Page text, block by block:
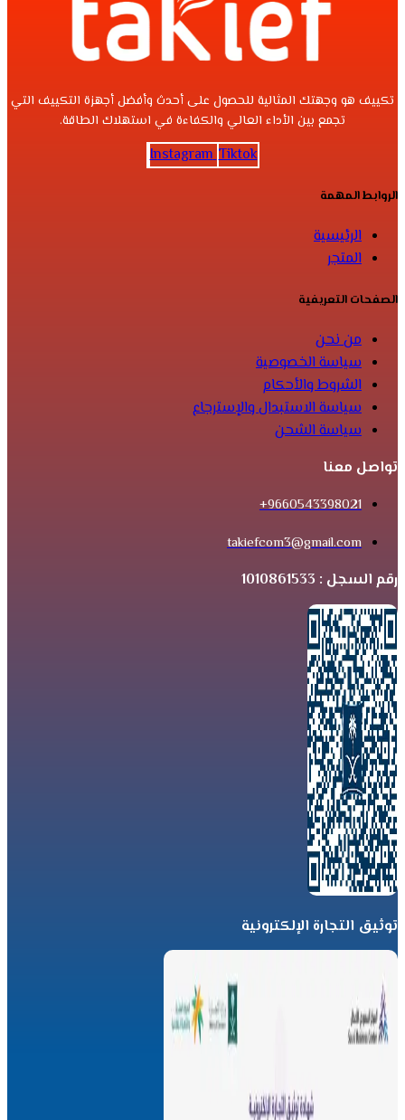
تكييف هو وجهتك المثالية للحصول على أحدث وأفضل أجهزة التكييف التي
تجمع بين الأداء العالي والكفاءة في استهلاك الطاقة.
Instagram Tiktok
الروابط المهمة
الرئيسية
المتجر
الصفحات التعريفية
من نحن
سياسة الخصوصية
الشروط والأحكام
سياسة الاستبدال والإسترجاع
سياسة الشحن
تواصل معنا
9660543398021+
takiefcom3@gmail.com
رقم السجل : 1010861533
توثيق التجارة الإلكترونية